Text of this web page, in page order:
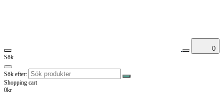
0
Sök
Sök efter:
Shopping cart
0kr